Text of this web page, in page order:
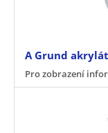
A Grund
Pro zobrazení